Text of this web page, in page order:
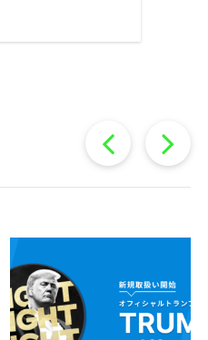
過
去
の
投